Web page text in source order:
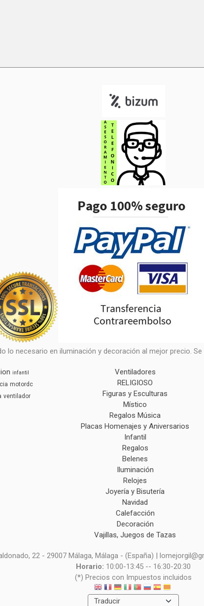
lo necesario en iluminación y decoración al mejor precio.
infantil
motordc
ventilador
Ventiladores
RELIGIOSO
Figuras y Esculturas
Místico
Regalos Música
Placas Homenajes y Aniversarios
Infantil
Regalos
Belenes
Iluminación
Relojes
Joyería y Bisutería
Navidad
Calefacción
Decoración
Vajillas, Juegos de Tazas
22 - 29007 Málaga, Málaga - (España) |
Horario: 10:00-13:45 -- 16:30-20:30
(*) Precios con Impuestos incluidos